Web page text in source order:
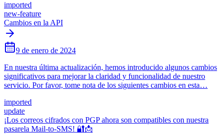
imported
new-feature
Cambios en la API
9 de enero de 2024
En nuestra última actualización, hemos introducido algunos cambios
significativos para mejorar la claridad y funcionalidad de nuestro
servicio. Por favor, tome nota de los siguientes cambios en esta…
imported
update
¡Los correos cifrados con PGP ahora son compatibles con nuestra
pasarela Mail-to-SMS! 🔐📩